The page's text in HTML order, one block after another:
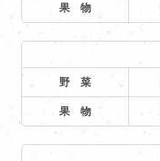
果 物
野 菜
果 物